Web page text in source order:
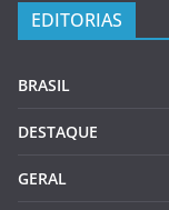
EDITORIAS
BRASIL
DESTAQUE
GERAL